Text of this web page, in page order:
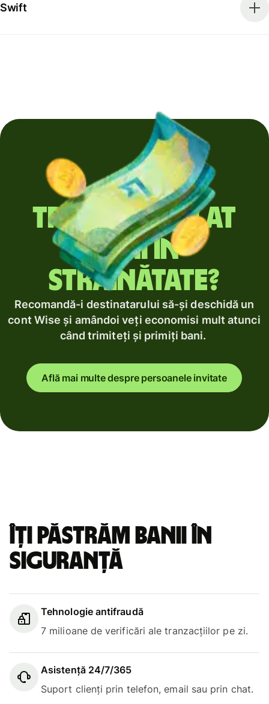
Swift
Trimiți regulat
bani în
străinătate?
Recomandă-i destinatarului să-și deschidă un
cont Wise și amândoi veți economisi mult atunci
când trimiteți și primiți bani.
Află mai multe despre persoanele invitate
Îți păstrăm banii în
siguranță
Tehnologie antifraudă
7 milioane de verificări ale tranzacțiilor pe zi.
Asistență 24/7/365
Suport clienți prin telefon, email sau prin chat.